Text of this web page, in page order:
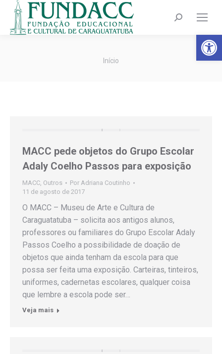
Barra de
Search:
Você está aqui:
Início
MACC pede objetos do Grupo Escolar
Adaly Coelho Passos para exposição
MACC, Outros Por Adriana Coutinho
11 de agosto de 2017
O MACC – Museu de Arte e Cultura de
Caraguatatuba – solicita aos antigos alunos,
professores ou familiares do Grupo Escolar Adaly
Passos Coelho a possibilidade de doação de
objetos que ainda tenham da escola para que
possa ser feita uma exposição. Carteiras, tinteiros,
uniformes, cadernetas escolares, qualquer coisa
que lembre a escola pode ser…
Veja mais